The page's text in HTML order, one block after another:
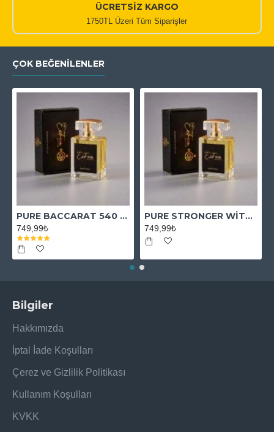
ÜCRETSİZ KARGO
1750TL Üzeri Tüm Siparişler
ÇOK BEĞENILENLER
PURE BACCARAT 540 EXTRAİT
749,99₺
PURE STRONGER WİTH YOU ABSOLUTELY
749,99₺
Bilgiler
Hakkımızda
İptal İade Koşulları
Çerez ve Gizlilik Politikası
Kullanım Koşulları
KVKK